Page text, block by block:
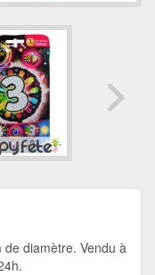
diamètre. Vendu à